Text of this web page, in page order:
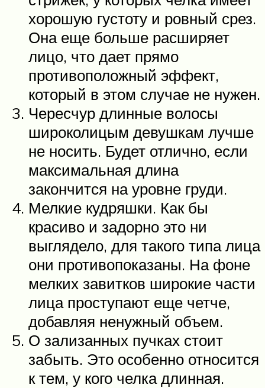
хорошую густоту и ровный срез.
Она еще больше расширяет
лицо, что дает прямо
противоположный эффект,
который в этом случае не нужен.
Чересчур длинные волосы
широколицым девушкам лучше
не носить. Будет отлично, если
максимальная длина
закончится на уровне груди.
Мелкие кудряшки. Как бы
красиво и задорно это ни
выглядело, для такого типа лица
они противопоказаны. На фоне
мелких завитков широкие части
лица проступают еще четче,
добавляя ненужный объем.
О зализанных пучках стоит
забыть. Это особенно относится
к тем, у кого челка длинная.